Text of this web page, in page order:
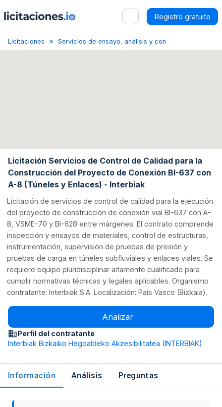
Registro gratuito
Licitaciones Servicios de ensayo, análisis y consultoría técnicos
Licitación Servicios de Control de Calidad para la
Construcción del Proyecto de Conexión BI-637 con
A-8 (Túneles y Enlaces) - Interbiak
Licitación de servicios de control de calidad para la ejecución
del proyecto de construcción de conexión vial BI-637 con A-
8, VSME-70 y BI-628 entre márgenes. El contrato comprende
inspección y ensayos de materiales, control de estructuras,
instrumentación, supervisión de pruebas de presión y
pruebas de carga en túneles subfluviales y enlaces viales. Se
requiere equipo pluridisciplinar altamente cualificado para
cumplir normativas técnicas y legales aplicables. Organismo
contratante: Interbiak S.A. Localización: País Vasco (Bizkaia).
Analizar
Perfil del contratante
Interbiak Bizkaiko Hegoaldeko Akzesibilitatea (INTERBIAK)
Información Análisis Preguntas